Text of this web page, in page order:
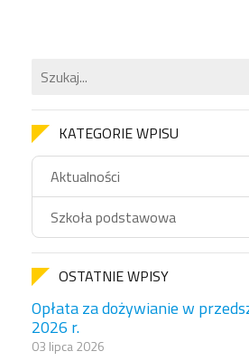
KATEGORIE WPISU
Aktualności
Szkoła podstawowa
OSTATNIE WPISY
Opłata za dożywianie w
2026 r.
03 lipca 2026